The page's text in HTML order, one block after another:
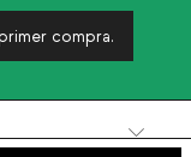
compra.